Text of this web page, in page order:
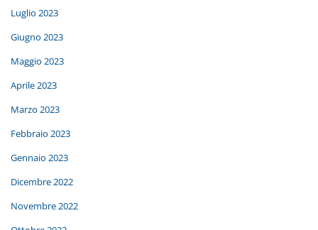
Luglio 2023
Giugno 2023
Maggio 2023
Aprile 2023
Marzo 2023
Febbraio 2023
Gennaio 2023
Dicembre 2022
Novembre 2022